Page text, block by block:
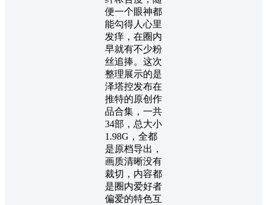
便一个眼神都
能勾得人心里
发痒，在圈内
早就有不少粉
丝追捧。这次
整理展示的是
泽塔控发布在
推特的原创作
品合集，一共
34部，总大小
1.98G，全都
是原档导出，
画质清晰没有
裁切，内容都
是圈内爱好者
偏爱的特色互